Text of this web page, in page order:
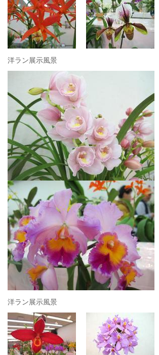
洋ラン展示風景
洋ラン展示風景